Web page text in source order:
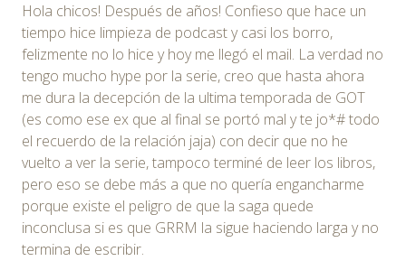
Hola chicos! Después de años! Confieso que hace un
tiempo hice limpieza de podcast y casi los borro,
felizmente no lo hice y hoy me llegó el mail. La verdad no
tengo mucho hype por la serie, creo que hasta ahora
me dura la decepción de la ultima temporada de GOT
(es como ese ex que al final se portó mal y te jo*# todo
el recuerdo de la relación jaja) con decir que no he
vuelto a ver la serie, tampoco terminé de leer los libros,
pero eso se debe más a que no quería engancharme
porque existe el peligro de que la saga quede
inconclusa si es que GRRM la sigue haciendo larga y no
termina de escribir.